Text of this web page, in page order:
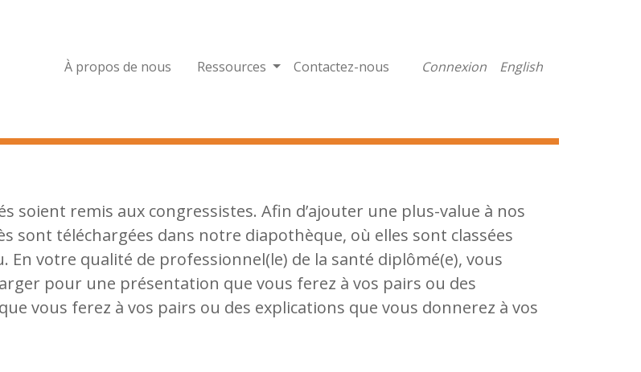
À propos de nous Ressources Contactez-nous Connexion English
soient remis aux congressistes. Afin d’ajouter une plus-value à nos
sont téléchargées dans notre diapothèque, où elles sont classées
votre qualité de professionnel(le) de la santé diplômé(e), vous
pour une présentation que vous ferez à vos pairs ou des
vous ferez à vos pairs ou des explications que vous donnerez à vos